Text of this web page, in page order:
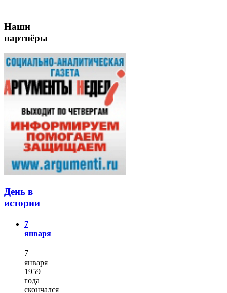
Наши
партнёры
День в
истории
7
января
7
января
1959
года
скончался